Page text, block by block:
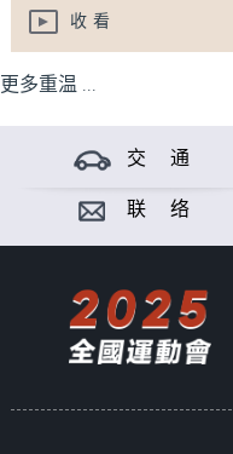
收看
更多重温 ...
交 通
联 络